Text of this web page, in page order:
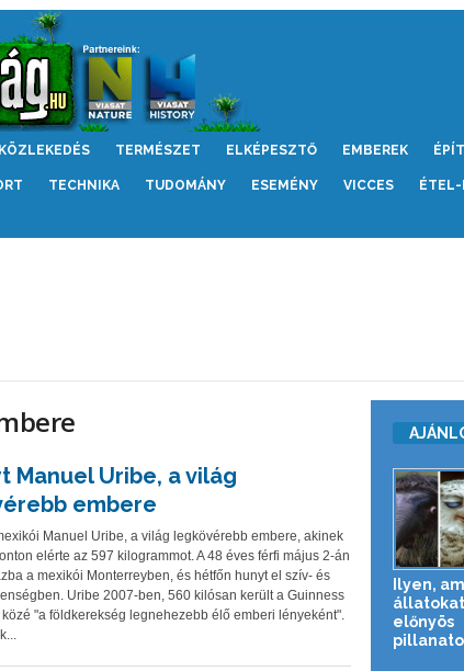
TERMÉSZET ELKÉPESZTŐ EMBEREK
TECHNIKA TUDOMÁNY ESEMÉNY VICCES
Manuel Uribe, a világ
embere
Manuel Uribe, a világ legkövérebb embere, akinek
elérte az 597 kilogrammot. A 48 éves férfi május 2-án
a mexikói Monterreyben, és hétfőn hunyt el szív- és
Uribe 2007-ben, 560 kilósan került a Guinness
"a földkerekség legnehezebb élő emberi lényeként".
Ilyen,
előnyös